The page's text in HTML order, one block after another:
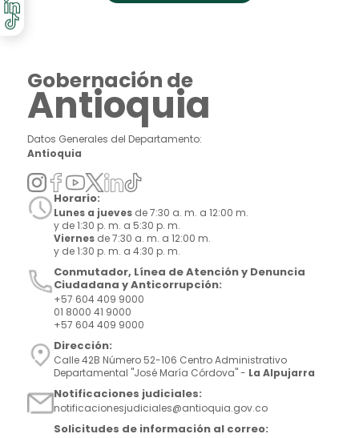
Gobernación de
Antioquia
Datos Generales del Departamento:
Antioquia
Horario:
Lunes a jueves de 7:30 a. m. a 12:00 m.
y de 1:30 p. m. a 5:30 p. m.
Viernes de 7:30 a. m. a 12:00 m.
y de 1:30 p. m. a 4:30 p. m.
Conmutador, Línea de Atención y Denuncia
Ciudadana y Anticorrupción:
+57 604 409 9000
01 8000 41 9000
+57 604 409 9000
Dirección:
Calle 42B Número 52-106 Centro Administrativo
Departamental "José María Córdova" - La Alpujarra
Notificaciones judiciales:
notificacionesjudiciales@antioquia.gov.co
Solicitudes de información al correo: